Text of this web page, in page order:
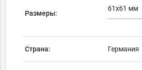
Размеры:
Страна: Германия